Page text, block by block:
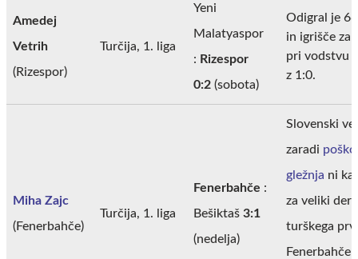
Amedej
Vetrih
(Rizespor)
Turčija, 1. liga
Yeni
Malatyaspor
: Rizespor
0:2 (sobota)
Odigral je
in igrišče
pri vodstvu
z 1:0.
Miha Zajc
(Fenerbahče)
Turčija, 1. liga
Fenerbahče :
Bešiktaš 3:1
(nedelja)
Slovenski
zaradi
gležnja ni
za veliki
turškega
Fenerbahče